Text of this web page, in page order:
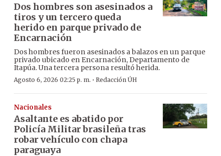
Dos hombres son asesinados a
tiros y un tercero queda
herido en parque privado de
Encarnación
Dos hombres fueron asesinados a balazos en un parque
privado ubicado en Encarnación, Departamento de
Itapúa. Una tercera persona resultó herida.
Agosto 6, 2026 02:25 p. m. · Redacción ÚH
Nacionales
Asaltante es abatido por
Policía Militar brasileña tras
robar vehículo con chapa
paraguaya